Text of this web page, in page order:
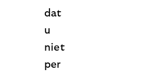
dat
u
niet
per